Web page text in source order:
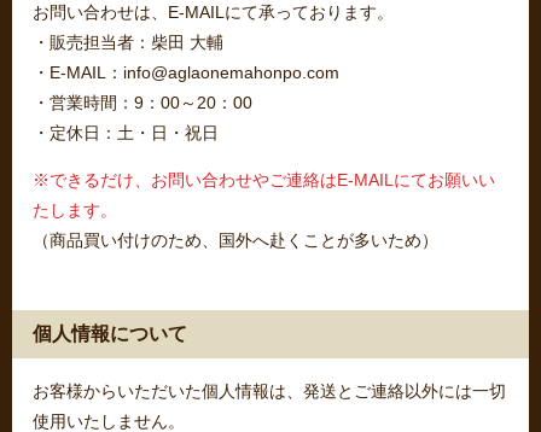
お問い合わせは、E-MAILにて承っております。
・販売担当者：柴田 大輔
・E-MAIL：info@aglaonemahonpo.com
・営業時間：9：00～20：00
・定休日：土・日・祝日
※できるだけ、お問い合わせやご連絡はE-MAILにてお願いい
たします。
（商品買い付けのため、国外へ赴くことが多いため）
個人情報について
お客様からいただいた個人情報は、発送とご連絡以外には一切
使用いたしません。